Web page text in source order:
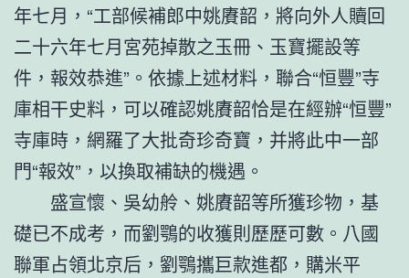
年七月，“工部候補郎中姚賡韶，將向外人贖回
二十六年七月宮苑掉散之玉冊、玉寶擺設等
件，報效恭進”。依據上述材料，聯合“恒豐”寺
庫相干史料，可以確認姚賡韶恰是在經辦“恒豐”
寺庫時，網羅了大批奇珍奇寶，并將此中一部
門“報效”，以換取補缺的機遇。
盛宣懷、吳幼舲、姚賡韶等所獲珍物，基
礎已不成考，而劉鶚的收獲則歷歷可數。八國
聯軍占領北京后，劉鶚攜巨款進都，購米平